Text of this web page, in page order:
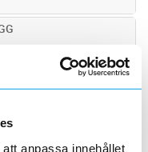
anpassa innehållet
A3 med bred
MED RELÄ